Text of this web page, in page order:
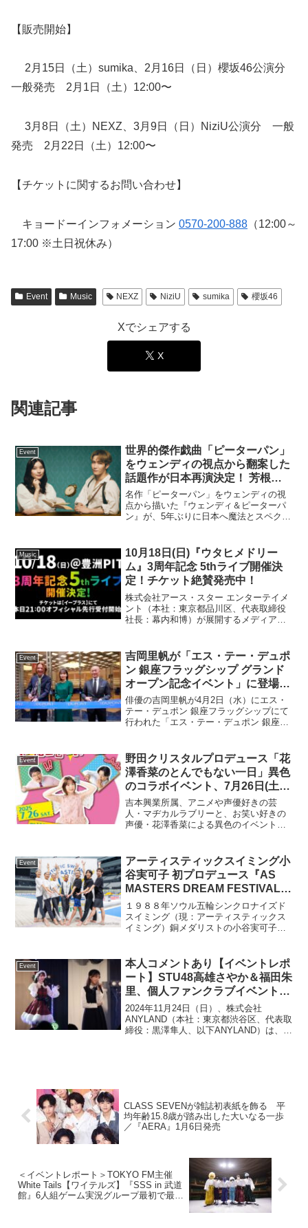
【販売開始】
2月15日（土）sumika、2月16日（日）櫻坂46公演分
一般発売 2月1日（土）12:00〜
3月8日（土）NEXZ、3月9日（日）NiziU公演分 一般
発売 2月22日（土）12:00〜
【チケットに関するお問い合わせ】
キョードーインフォメーション 0570-200-888 （12:00～
17:00 ※土日祝休み）
Event Music NEXZ NiziU sumika 櫻坂46
Xでシェアする
X
関連記事
Event
世界的傑作戯曲「ピーターパン」
をウェンディの視点から翻案した
話題作が日本再演決定！ 芳根京
子、Snow Man渡辺翔太のダブル
主演で上演！！ Bunkamura
Production 2026 DISCOVER
ンディ＆ピーターパン』
名作「ピーターパン」をウェンディの視
点から描いた『ウェンディ＆ピーターパ
ン』が、5年ぶりに日本へ魔法とスペクタ
ドの作家、ジェームス・マシュー・バリ
ーが20世紀初頭に生み...
Music
10月18日(日)『ウタヒメドリー
ム』3周年記念 5thライブ開催決
定！チケット絶賛発売中！
株式会社アース・スター エンターテイメ
ント（本社：東京都品川区、代表取締役
社長：幕内和博）が展開するメディアミ
10月18日（日）に決定いたしました。イ
ープラスにてチ...
Event
吉岡里帆が「エス・テー・デュポ
ン 銀座フラッグシップ グランド
オープン記念イベント」に登場！
2025年新たに始めたいことに、
吉岡「英語や海外でのお仕事に挑
戦したい」
俳優の吉岡里帆が4月2日（水）にエス・
テー・デュポン 銀座フラッグシップにて
行われた「エス・テー・デュポン 銀座フ
（画像クリックで拡大） エス・テー・
デュポンは、皮革製...
Event
野田クリスタルプロデュース「花
澤香菜のとんでもない一日」異色
のコラボイベント、7月26日(土)
に東京・飛行船シアターで開催が
決定！6月20日(金)10:00～FANY
チケットにて先行受付開始
吉本興業所属、アニメや声優好きの芸
人・マヂカルラブリーと、お笑い好きの
声優・花澤香菜による異色のイベント、
に東京・飛行船シアターで開催すること
が決定いたしました。...
Event
アーティスティックスイミング小
谷実可子 初プロデュース『AS
MASTERS DREAM FESTIVAL
2025』新イベント開催！
１９８８年ソウル五輪シンクロナイズド
スイミング（現：アーティスティックス
イミング）銅メダリストの小谷実可子
イベント「AS MASTERS DREAM
FESTIVAL ...
Event
本人コメントあり【イベントレポ
ート】STU48高雄さやか＆福田朱
里、個人ファンクラブイベントを
開催しました！
2024年11月24日（日）、株式会社
ANYLAND（本社：東京都渋谷区、代表取
締役：黒澤隼人、以下ANYLAND）は、
CLASS SEVENが雑誌初表紙を飾る 平
均年齢15.8歳が踏み出した大いなる一歩
／『AERA』1月6日発売
＜イベントレポート＞TOKYO FM主催
White Tails【ワイテルズ】『SSS in 武道
館』6人組ゲーム実況グループ最初で最後